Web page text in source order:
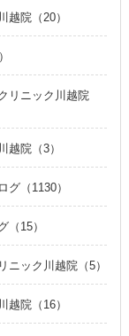
越院（20）
リニック川越院
越院（3）
（1130）
（15）
ニック川越院（5）
越院（16）